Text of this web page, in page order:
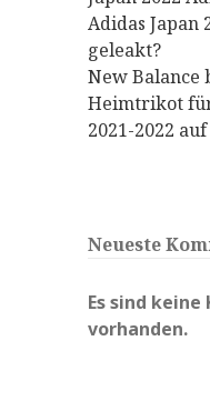
Adidas
geleakt?
New Balance
Heimtrikot
2021-2022
Neueste
Es sind
vorhanden.